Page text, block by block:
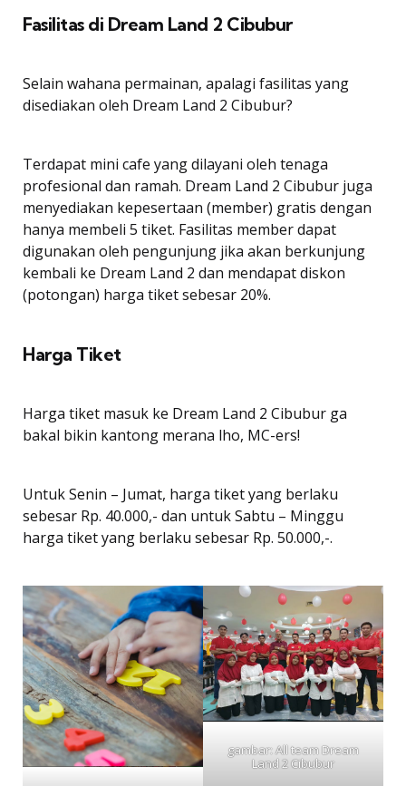
Fasilitas di Dream Land 2 Cibubur
Selain wahana permainan, apalagi fasilitas yang
disediakan oleh Dream Land 2 Cibubur?
Terdapat mini cafe yang dilayani oleh tenaga
profesional dan ramah. Dream Land 2 Cibubur juga
menyediakan kepesertaan (member) gratis dengan
hanya membeli 5 tiket. Fasilitas member dapat
digunakan oleh pengunjung jika akan berkunjung
kembali ke Dream Land 2 dan mendapat diskon
(potongan) harga tiket sebesar 20%.
Harga Tiket
Harga tiket masuk ke Dream Land 2 Cibubur ga
bakal bikin kantong merana lho, MC-ers!
Untuk Senin – Jumat, harga tiket yang berlaku
sebesar Rp. 40.000,- dan untuk Sabtu – Minggu
harga tiket yang berlaku sebesar Rp. 50.000,-.
gambar: All team Dream
Land 2 Cibubur